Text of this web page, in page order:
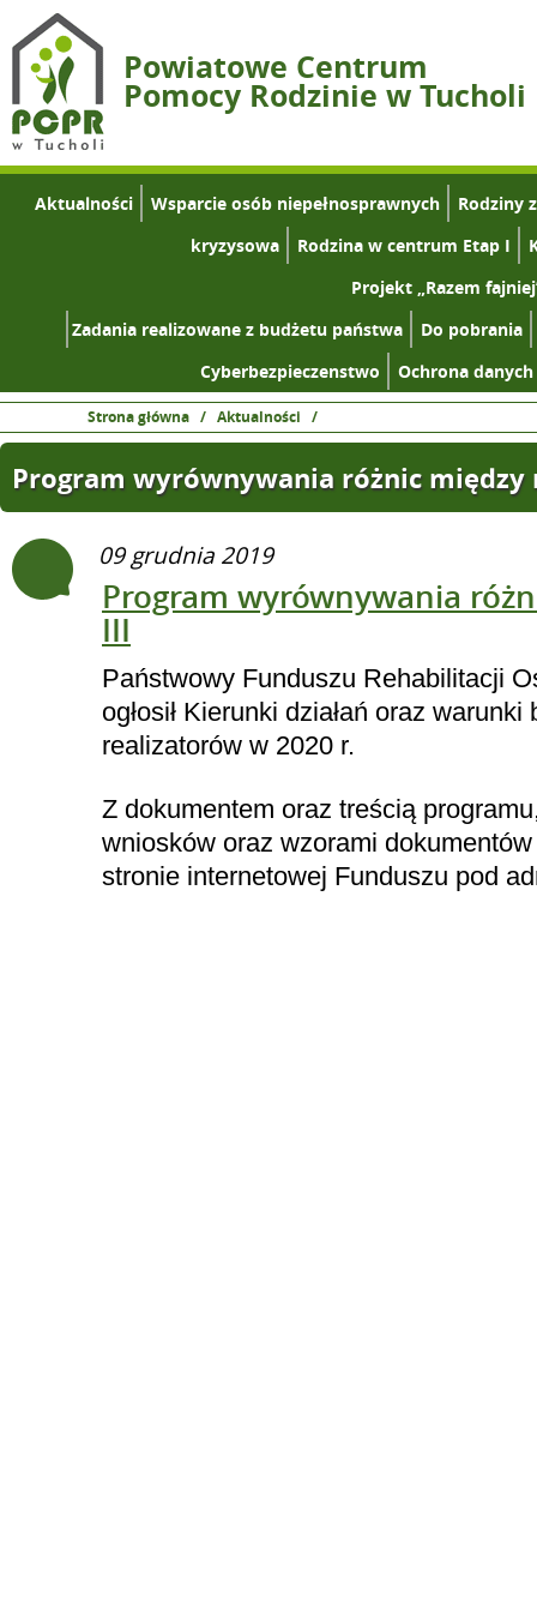
Powiatowe Centrum
Pomocy Rodzinie w Tucholi
Aktualności Wsparcie osób niepełnosprawnych
Rodziny
kryzysowa
Rodzina w centrum Etap I
Projekt „Razem
Zadania realizowane z budżetu państwa
Do pobrania
Cyberbezpieczenstwo
Ochrona
Strona główna / Aktualności /
Program wyrównywania różnic między
09 grudnia 2019
Program wyrównywania
III
Państwowy Funduszu Rehabilitacji
ogłosił Kierunki działań oraz
realizatorów w 2020 r.
Z dokumentem oraz treścią
wniosków oraz wzorami
stronie internetowej Funduszu pod